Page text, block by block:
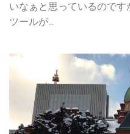
いなぁと思っているので
ツールが...